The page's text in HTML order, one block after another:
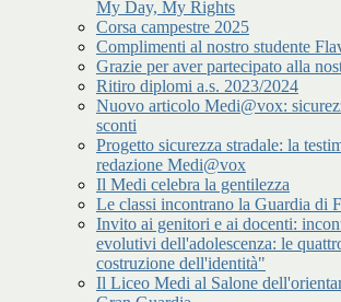
My Day, My Rights
Corsa campestre 2025
Complimenti al nostro studente
Grazie per aver partecipato alla
Ritiro diplomi a.s. 2023/2024
Nuovo articolo Medi@vox:
sconti
Progetto sicurezza stradale: la
redazione Medi@vox
Il Medi celebra la gentilezza
Le classi incontrano la Guardia di
Invito ai genitori e ai docenti:
evolutivi dell'adolescenza: le
costruzione dell'identità"
Il Liceo Medi al Salone